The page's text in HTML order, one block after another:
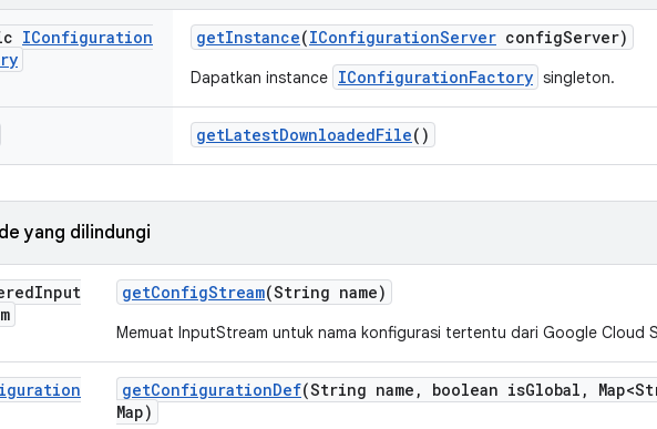
IConfiguration
getInstance(IConfigurationServer configServer)
Dapatkan instance IConfigurationFactory singleton.
getLatestDownloadedFile()
yang dilindungi
Input
getConfigStream(String name)
Memuat InputStream untuk nama konfigurasi tertentu dari Google Cloud
getConfigurationDef(String name , boolean isGlobal ,
Map)